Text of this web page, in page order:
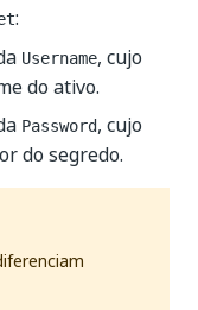
:
Username, cujo
do ativo.
Password, cujo
do segredo.